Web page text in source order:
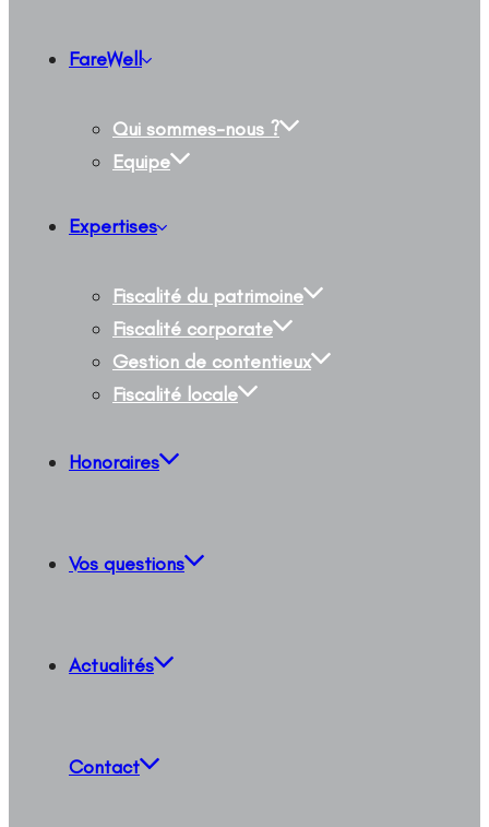
FareWell
Qui sommes-nous ?
Equipe
Expertises
Fiscalité du patrimoine
Fiscalité corporate
Gestion de contentieux
Fiscalité locale
Honoraires
Vos questions
Actualités
Contact